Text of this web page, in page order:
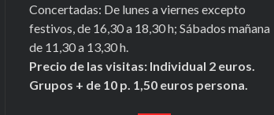
Concertadas: De lunes a viernes excepto
festivos, de 16,30 a 18,30 h; Sábados mañana
de 11,30 a 13,30 h.
Precio de las visitas: Individual 2 euros.
Grupos + de 10 p. 1,50 euros persona.
investigador exiliado
https://t.co/Tx2b2DL4i3
May 16, 2020